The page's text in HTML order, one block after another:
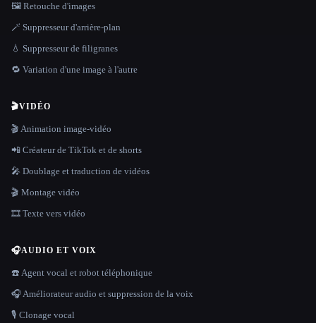
🖼️ Retouche d'images
🪄 Suppresseur d'arrière-plan
💧 Suppresseur de filigranes
🔁 Variation d'une image à l'autre
🎬VIDÉO
🎬 Animation image-vidéo
📲 Créateur de TikTok et de shorts
🎤 Doublage et traduction de vidéos
🎬 Montage vidéo
🎞️ Texte vers vidéo
🎧AUDIO ET VOIX
☎️ Agent vocal et robot téléphonique
🎧 Améliorateur audio et suppression de la voix
🎙️ Clonage vocal